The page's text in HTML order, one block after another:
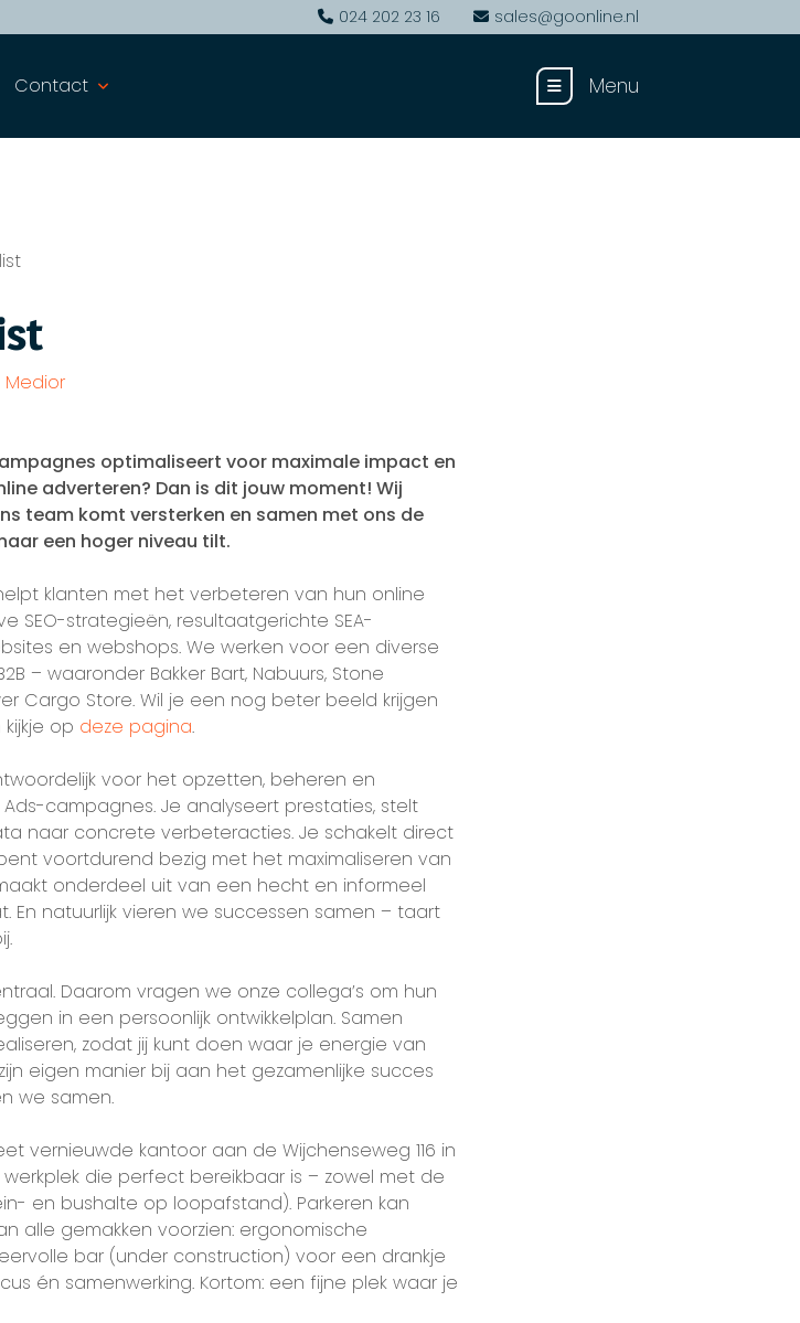
024 202 23 16 sales@goonline.nl
Contact Menu
optimaliseert voor maximale impact en
adverteren? Dan is dit jouw moment! Wij
team komt versterken en samen met ons de
een hoger niveau tilt.
klanten met het verbeteren van hun online
strategieën, resultaatgerichte SEA-
en webshops. We werken voor een diverse
– waaronder Bakker Bart, Nabuurs, Stone
Cargo Store. Wil je een nog beter beeld krijgen
op deze pagina.
voor het opzetten, beheren en
campagnes. Je analyseert prestaties, stelt
naar concrete verbeteracties. Je schakelt direct
voortdurend bezig met het maximaliseren van
onderdeel uit van een hecht en informeel
En natuurlijk vieren we successen samen – taart
Daarom vragen we onze collega’s om hun
in een persoonlijk ontwikkelplan. Samen
zodat jij kunt doen waar je energie van
eigen manier bij aan het gezamenlijke succes
we samen.
vernieuwde kantoor aan de Wijchenseweg 116 in
die perfect bereikbaar is – zowel met de
en bushalte op loopafstand). Parkeren kan
alle gemakken voorzien: ergonomische
bar (under construction) voor een drankje
én samenwerking. Kortom: een fijne plek waar je